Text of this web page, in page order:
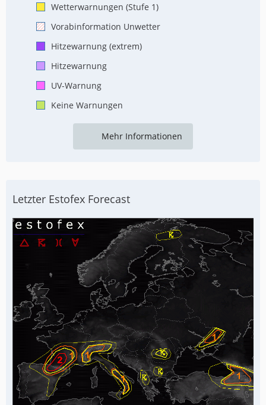
Wetterwarnungen (Stufe 1)
Vorabinformation Unwetter
Hitzewarnung (extrem)
Hitzewarnung
UV-Warnung
Keine Warnungen
Mehr Informationen
Letzter Estofex Forecast